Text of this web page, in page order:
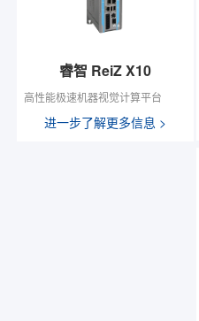
睿智 ReiZ X10
高性能极速机器视觉计算平台
进一步了解更多信息 >